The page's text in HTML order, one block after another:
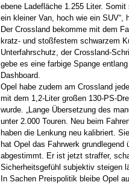
ebene Ladefläche 1.255 Liter. Somit
ein kleiner Van, hoch wie ein SUV“,
Der Crossland bekomme mit dem
kratz- und stoßfestem schwarzem
Unterfahrschutz, der Crossland-
gebe es eine farbige Spange
Dashboard.
Opel habe zudem am Crossland
mit dem 1,2-Liter großen 130-PS-
wurde. „Lange Übersetzung des
unter 2.000 Touren. Neu beim
haben die Lenkung neu kalibriert.
hat Opel das Fahrwerk
abgestimmt. Er ist jetzt straffer,
Sicherheitsgefühl subjektiv steigen
In Sachen Preispolitik bleibe Opel